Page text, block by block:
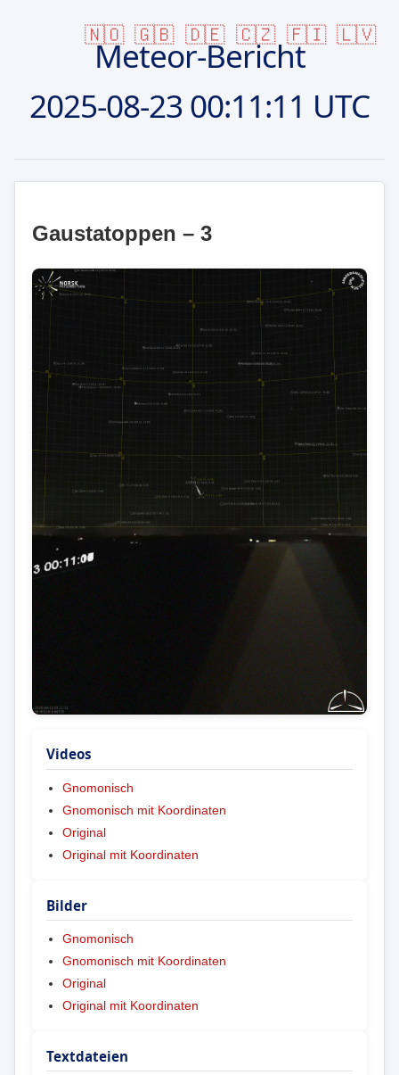
🇳🇴 🇬🇧 🇩🇪 🇨🇿 🇫🇮 🇱🇻
Meteor-Bericht
2025-08-2300:11:11 UTC
Gaustatoppen – 3
Videos
Gnomonisch
Gnomonisch mit Koordinaten
Original
Original mit Koordinaten
Bilder
Gnomonisch
Gnomonisch mit Koordinaten
Original
Original mit Koordinaten
Textdateien